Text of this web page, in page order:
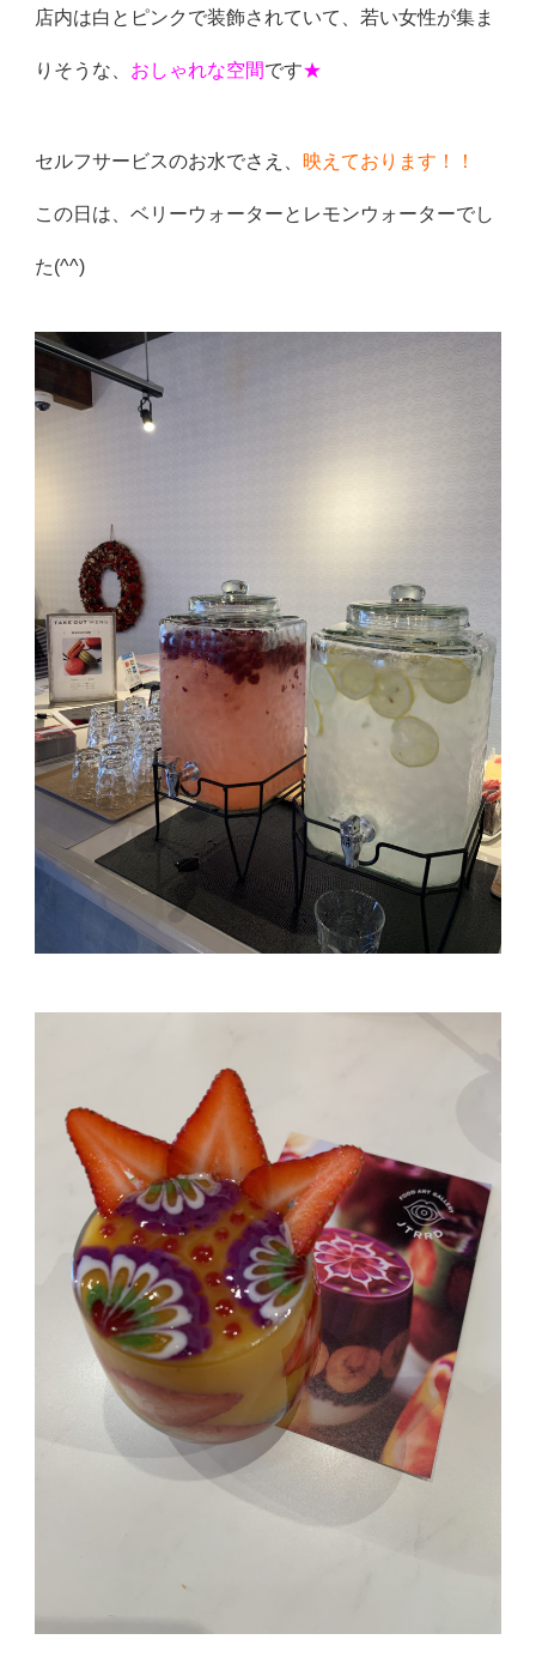
店内は白とピンクで装飾されていて、若い女性が集ま
りそうな、 お しゃれな空間です★
セルフサービスのお水でさえ、 映えております！！
この日は、ベリーウォーターとレモンウォーターでし
た(^^)